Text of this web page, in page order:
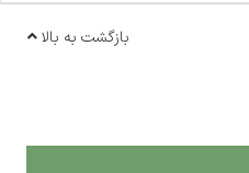
بازگشت به بالا